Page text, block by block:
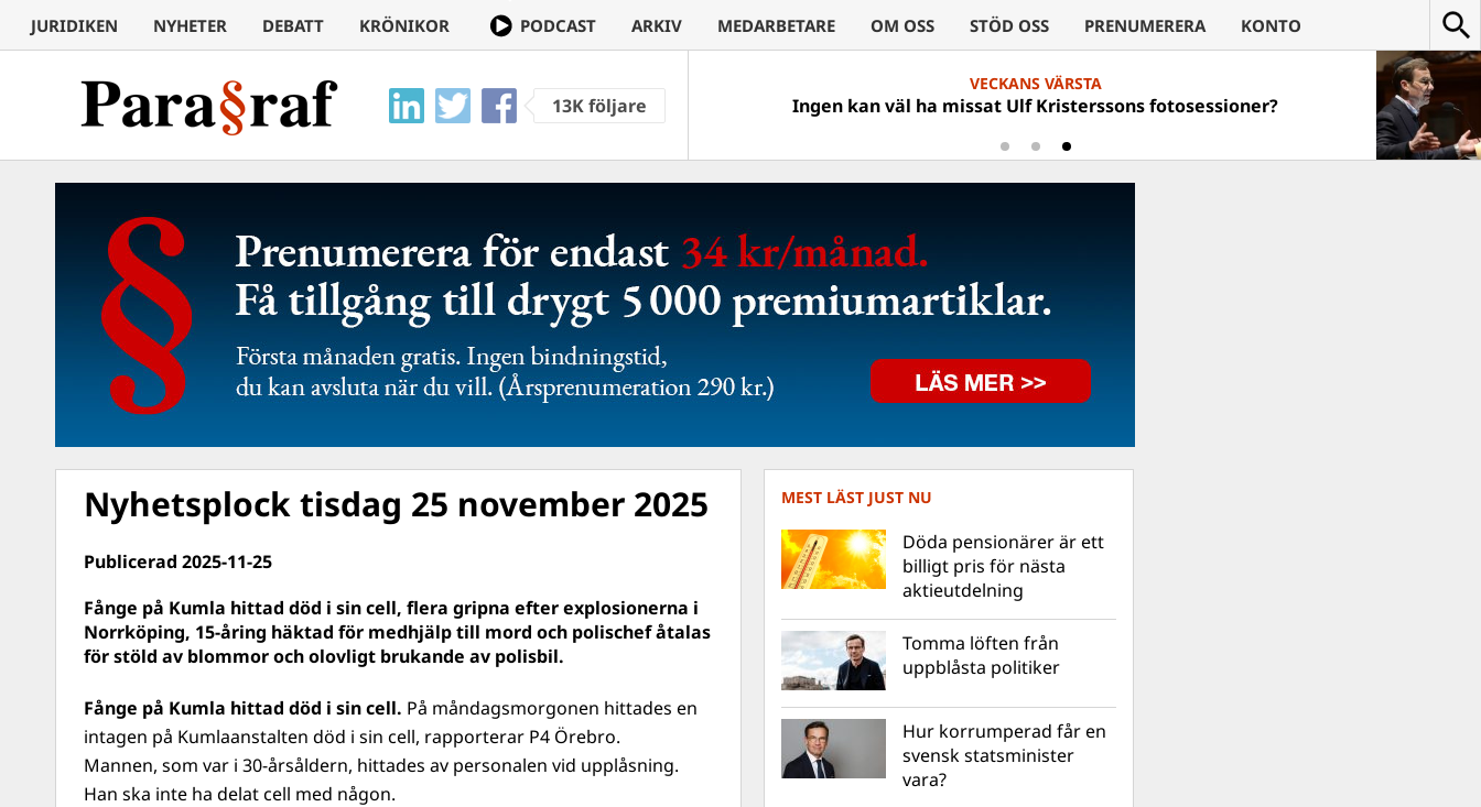
JURIDIKEN NYHETER DEBATT KRÖNIKOR PODCAST ARKIV MEDARBETARE OM OSS STÖD OSS PRENUMERERA KONTO
13K följare
VECKANS VÄRSTA
Ingen kan väl ha missat Ulf Kristerssons fotosessioner?
Nyhetsplock tisdag 25 november 2025
Publicerad 2025-11-25
Fånge på Kumla hittad död i sin cell, flera gripna efter explosionerna i
Norrköping, 15-åring häktad för medhjälp till mord och polischef åtalas
för stöld av blommor och olovligt brukande av polisbil.
Fånge på Kumla hittad död i sin cell. På måndagsmorgonen hittades en
intagen på Kumlaanstalten död i sin cell, rapporterar P4 Örebro.
Mannen, som var i 30-årsåldern, hittades av personalen vid upplåsning.
Han ska inte ha delat cell med någon.
MEST LÄST JUST NU
Döda pensionärer är ett
billigt pris för nästa
aktieutdelning
Tomma löften från
uppblåsta politiker
Hur korrumperad får en
svensk statsminister
vara?